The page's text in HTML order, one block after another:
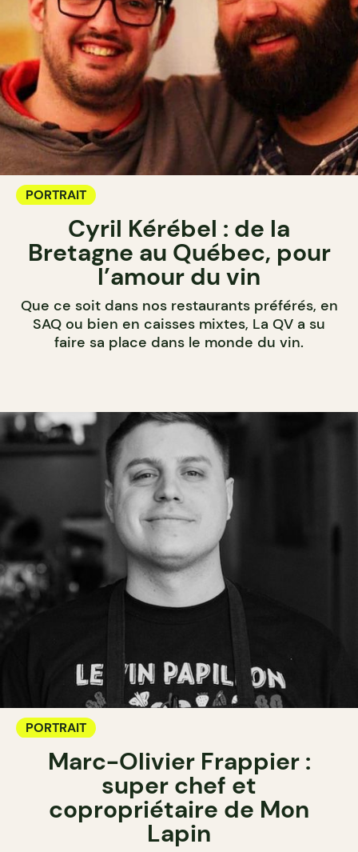
PORTRAIT
Cyril Kérébel : de la
Bretagne au Québec, pour
l’amour du vin
Que ce soit dans nos restaurants préférés, en
SAQ ou bien en caisses mixtes, La QV a su
faire sa place dans le monde du vin.
PORTRAIT
Marc-Olivier Frappier :
super chef et
copropriétaire de Mon
Lapin